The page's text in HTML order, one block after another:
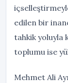
edilen bir
tahkik yoluyla
toplumu ise
Mehmet Ali